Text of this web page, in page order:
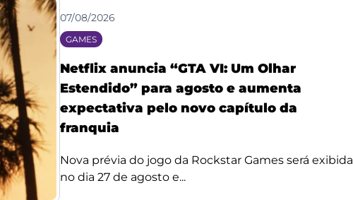
07/08/2026
GAMES
Netflix anuncia “GTA VI: Um Olhar
Estendido” para agosto e aumenta
expectativa pelo novo capítulo da
franquia
Nova prévia do jogo da Rockstar Games será exibida
no dia 27 de agosto e...